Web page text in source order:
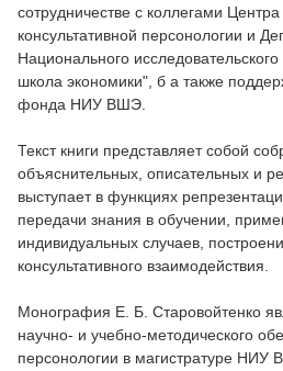
сотрудничестве с коллегами
консультативной персонологии и
Национального
школа экономики", б а также
фонда НИУ ВШЭ.
Текст книги представляет собой
объяснительных, описательных и
выступает в функциях
передачи знания в обучении,
индивидуальных случаев,
консультативного взаимодействия.
Монография Е. Б. Старовойтенко
научно- и учебно-методического
персонологии в магистратуре НИУ